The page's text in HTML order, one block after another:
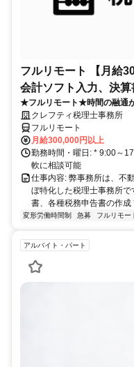
フルリモート 【月給
会計ソフト入力、決
決算説明も
★フルリモート★時間の融通
クレフティ税理士事務所
フルリモート
月給300,000円以上
勤務時間・曜日: * 9:00～
軟に相談可能
仕事内容: 弊事務所は、不
ぼ特化した税理士事務所
書、各種税務申告書の作成
変形労働時間制 急募 フルリモー
アルバイト・パート